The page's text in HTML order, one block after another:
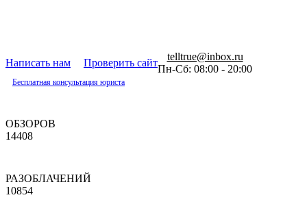
Написать нам Проверить сайт
telltrue@inbox.ru
Пн-Сб: 08:00 - 20:00
Бесплатная консультация юриста
ОБЗОРОВ
14408
РАЗОБЛАЧЕНИЙ
10854